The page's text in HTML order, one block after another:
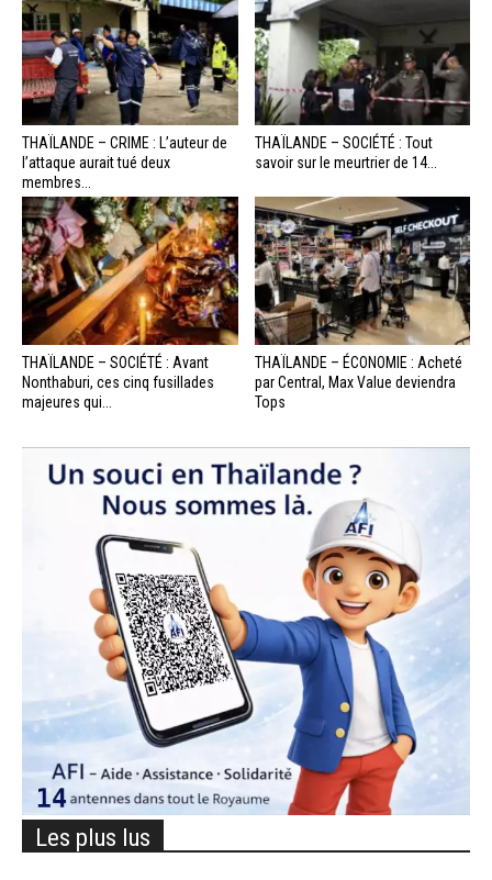
THAÏLANDE – CRIME : L’auteur de
l’attaque aurait tué deux
membres...
THAÏLANDE – SOCIÉTÉ : Tout
savoir sur le meurtrier de 14...
THAÏLANDE – SOCIÉTÉ : Avant
Nonthaburi, ces cinq fusillades
majeures qui...
THAÏLANDE – ÉCONOMIE : Acheté
par Central, Max Value deviendra
Tops
Les plus lus